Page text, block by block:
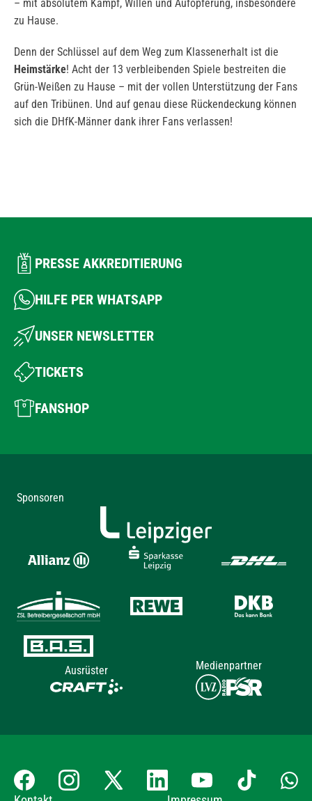
– mit absolutem Kampf, Willen und Aufopferung, insbesondere
zu Hause.
Denn der Schlüssel auf dem Weg zum Klassenerhalt ist die
Heimstärke! Acht der 13 verbleibenden Spiele bestreiten die
Grün-Weißen zu Hause – mit der vollen Unterstützung der Fans
auf den Tribünen. Und auf genau diese Rückendeckung können
sich die DHfK-Männer dank ihrer Fans verlassen!
PRESSE AKKREDITIERUNG
HILFE PER WHATSAPP
UNSER NEWSLETTER
TICKETS
FANSHOP
Sponsoren
Ausrüster Medienpartner